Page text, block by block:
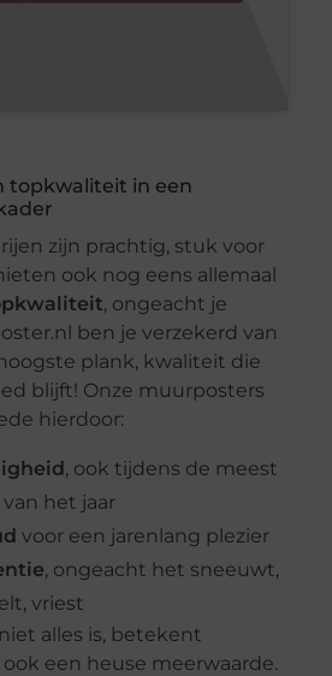
topkwaliteit in een
zijn prachtig, stuk voor
ook nog eens allemaal
, ongeacht je
ben je verzekerd van
plank, kwaliteit die
blijft! Onze muurposters
hierdoor:
, ook tijdens de meest
het jaar
voor een jarenlang plezier
, ongeacht het sneeuwt,
vriest
alles is, betekent
een heuse meerwaarde.